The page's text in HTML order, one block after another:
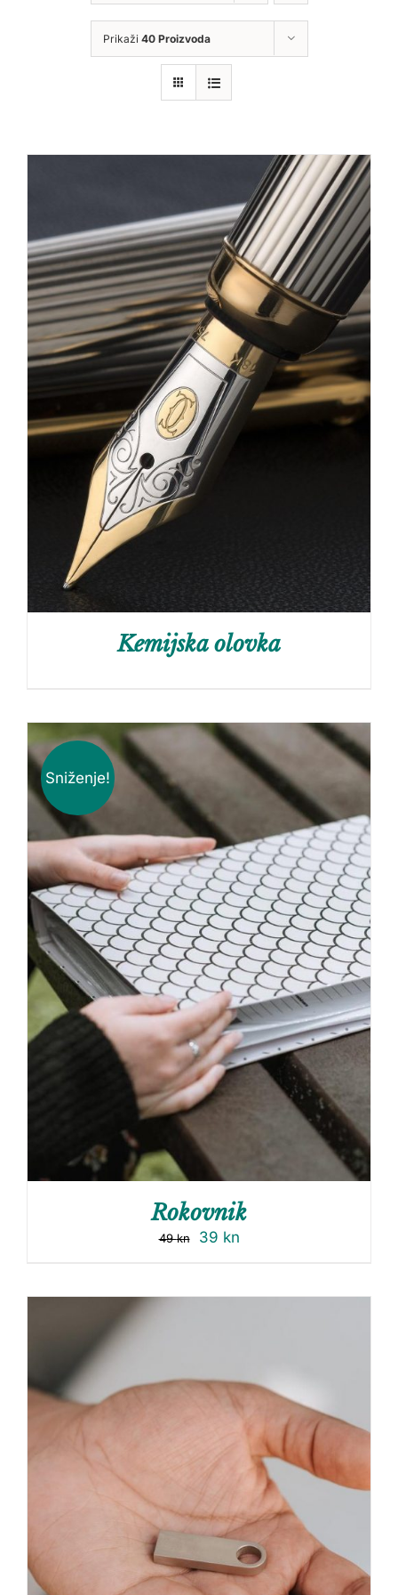
Prikaži 40 Proizvoda
Kemijska olovka
Sniženje!
Rokovnik
49kn 39 kn